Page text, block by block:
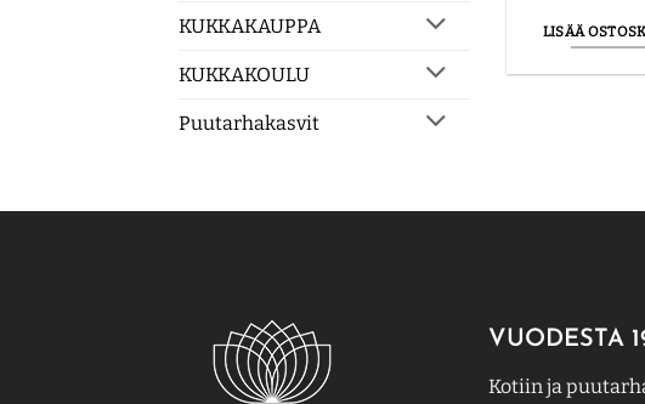
KUKKAKAUPPA
KUKKAKOULU
Puutarhakasvit
LISÄÄ
VUODESTA
Kotiin ja